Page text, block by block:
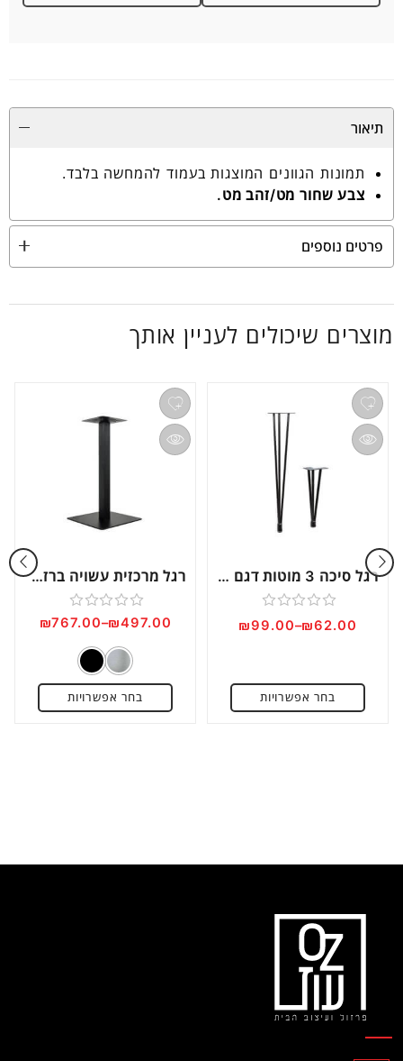
תיאור
תמונות הגוונים המוצגות בעמוד להמחשה בלבד.
צבע שחור מט/זהב מט.
פרטים נוספים
מוצרים שיכולים לעניין אותך
רגל סיכה 3 מוטות דגם LG33
דורג
5
₪62.00
–
₪99.00
בחר אפשרויות
רגל מרכזית עשויה ברזל דגם LGC121
דורג
מתוך
5
₪497.00
–
₪767.00
בחר אפשרויות